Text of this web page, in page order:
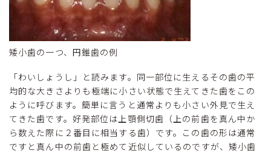
矮小歯の一つ、円錐歯の例
「わいしょうし」と読みます。同一部位に生えるその歯の平
均的な大きさよりも極端に小さい状態で生えてきた歯をこの
ように呼びます。簡単に言うと通常よりも小さい外見で生え
てきた歯です。好発部位は上顎側切歯（上の前歯を真ん中か
ら数えた際に２番目に相当する歯）です。この歯の形は通常
ですと真ん中の前歯と極めて近似しているのですが、矮小歯